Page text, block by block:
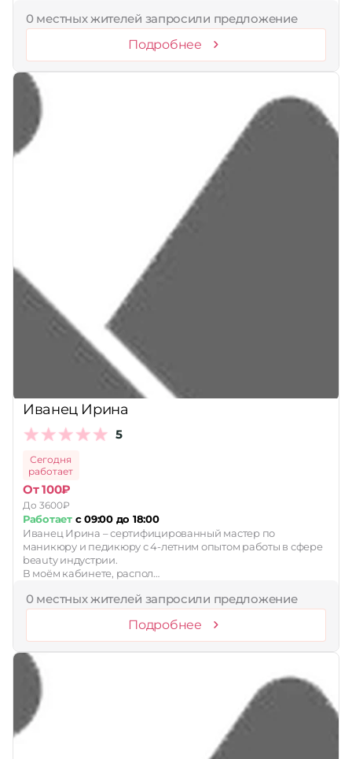
0 местных жителей запросили предложение
Подробнее
Иванец Ирина
5
Сегодня
работает
От 100₽
До 3600₽
Работаетс 09:00 до 18:00
Иванец Ирина – сертифицированный мастер по
маникюру и педикюру с 4-летним опытом работы в сфере
beauty индустрии.
В моём кабинете, распол…
0 местных жителей запросили предложение
Подробнее